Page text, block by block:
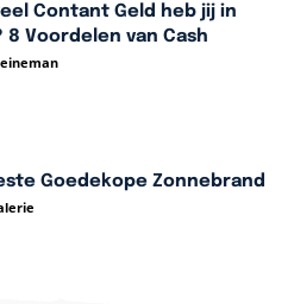
Contant Geld heb jij in
8 Voordelen van Cash
Goedekope Zonnebrand